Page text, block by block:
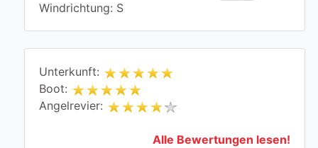
Windrichtung: S
Unterkunft:
Boot:
Angelrevier:
Alle Bewertungen lesen!